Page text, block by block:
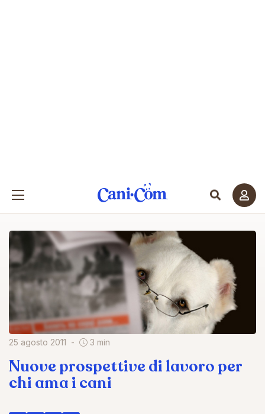
25 agosto 2011 3 min
Nuove prospettive di lavoro per
chi ama i cani